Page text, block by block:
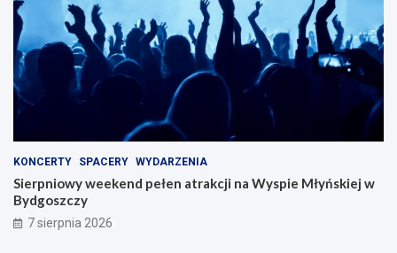
KONCERTY SPACERY WYDARZENIA
Sierpniowy weekend pełen atrakcji na Wyspie Młyńskiej w
Bydgoszczy
7 sierpnia 2026